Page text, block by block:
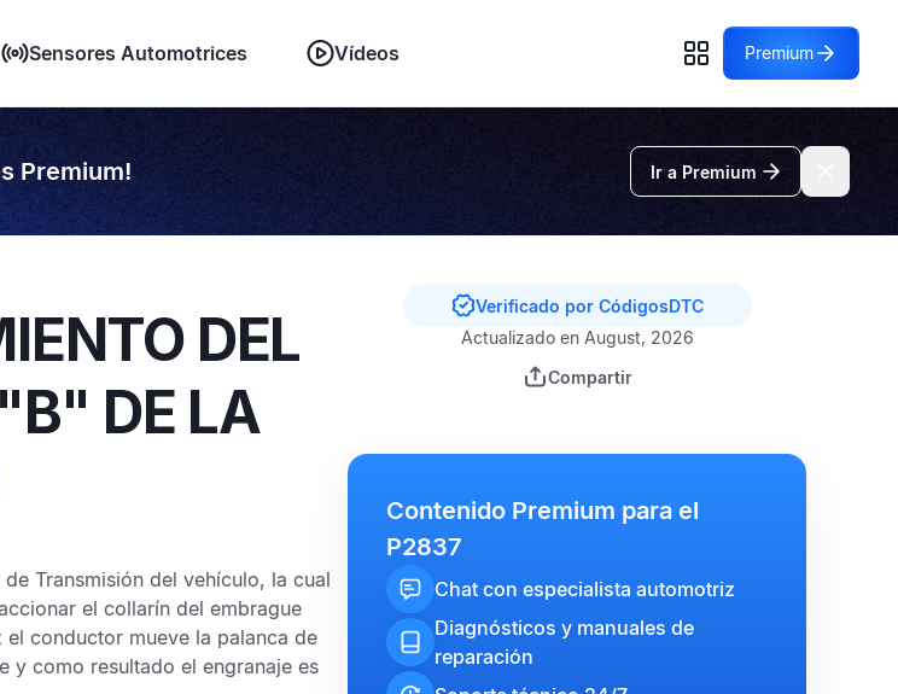
Sensores Automotrices Vídeos Premium
Premium! Ir a Premium
DEL
DE LA
Transmisión del vehículo, la cual
el collarín del embrague
conductor mueve la palanca de
y como resultado el engranaje es
Verificado por CódigosDTC
Actualizado en August, 2026
Compartir
Contenido Premium para el
P2837
Chat con especialista automotriz
Diagnósticos y manuales de
reparación